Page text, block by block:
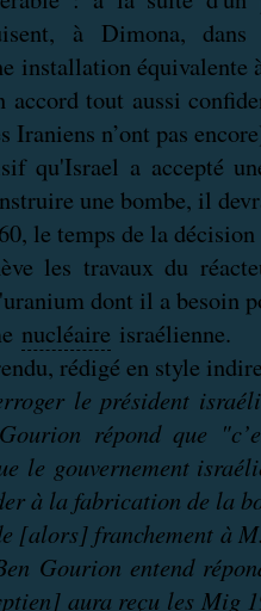
à Dimona,
installation équivalente
tout aussi
n’ont pas
qu'Israel a accepté
une bombe, il
le temps de la
les travaux du
dont il a besoin
nucléaire israélienne.
rédigé en style
le président
répond que
le gouvernement
à la fabrication de la
[alors] franchement à
Gourion entend
aura reçu les Mig